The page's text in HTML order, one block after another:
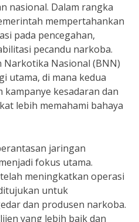
nasional. Dalam rangka
mempertahankan
pada pencegahan,
pecandu narkoba.
Narkotika Nasional (BNN)
utama, di mana kedua
kampanye kesadaran dan
lebih memahami bahaya
jaringan
fokus utama.
meningkatkan operasi
untuk
dan produsen narkoba.
yang lebih baik dan